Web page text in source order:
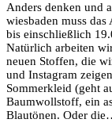
Anders denken und
wiesbaden muss
bis einschließlich
Natürlich arbeiten
neuen Stoffen, die
und Instagram
Sommerkleid (geht
Baumwollstoff, ein
Blautönen. Oder